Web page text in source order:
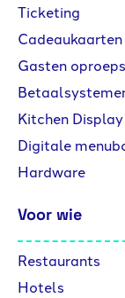
Ticketing
Cadeaukaarten
Gasten
Kitchen
Digitale
Hardware
Voor wie
Restaurants
Hotels